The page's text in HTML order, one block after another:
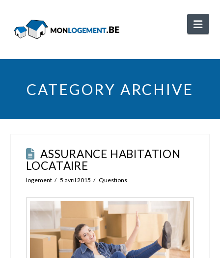
CATEGORY ARCHIVE
ASSURANCE HABITATION
LOCATAIRE
logement 5 avril 2015 Questions